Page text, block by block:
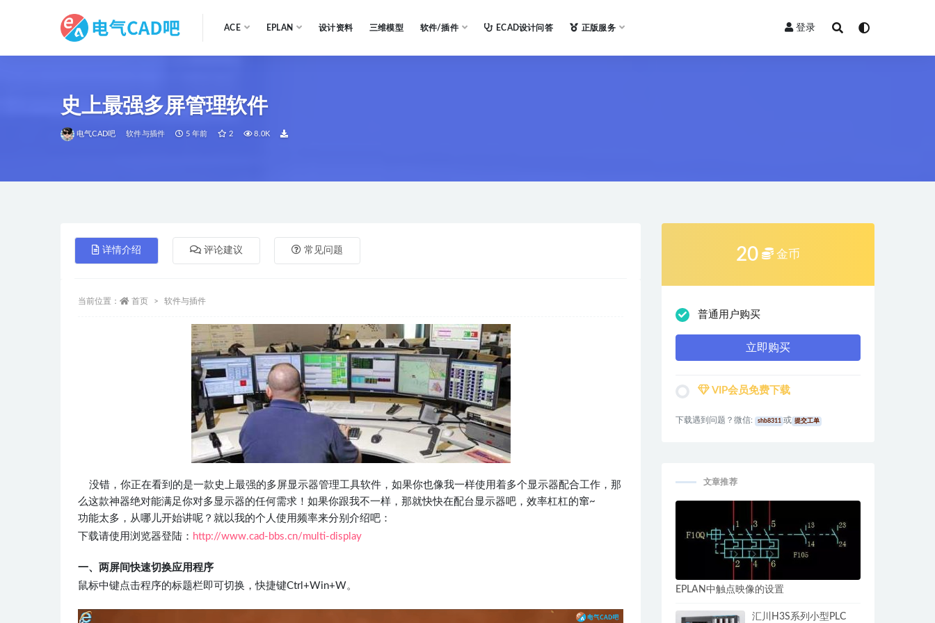
ACE EPLAN 设计资料 三维模型 软件/插件 ECAD设计问答 正版服务 登录
史上最强多屏管理软件
电气CAD吧 软件与插件 5 年前 2 8.0K
详情介绍 评论建议 常见问题
当前位置： 首页 软件与插件
没错，你正在看到的是一款史上最强的多屏显示器管理工具软件，如果你也像我一样使用着多个显示器配合工作，那
么这款神器绝对能满足你对多显示器的任何需求！如果你跟我不一样，那就快快在配台显示器吧，效率杠杠的窜~
功能太多，从哪儿开始讲呢？就以我的个人使用频率来分别介绍吧：
下载请使用浏览器登陆： http://www.cad-bbs.cn/multi-display
一、两屏间快速切换应用程序
鼠标中键点击程序的标题栏即可切换，快捷键Ctrl+Win+W。
20 金币
普通用户购买
立即购买
VIP会员免费下载
下载遇到问题？微信: shb8311 或 提交工单
文章推荐
EPLAN中触点映像的设置
汇川H3S系列小型PLC